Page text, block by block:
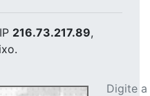
216.73.217.89,
Digite